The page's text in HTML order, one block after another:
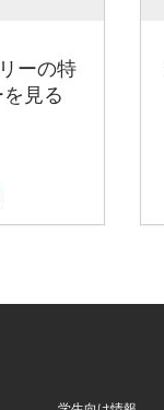
ーの特
見る